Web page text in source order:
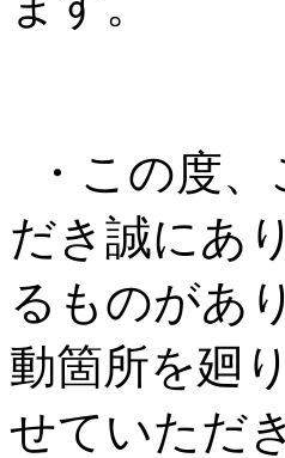
・この度
だき誠にあ
るものがあ
動箇所を廻
せていただ